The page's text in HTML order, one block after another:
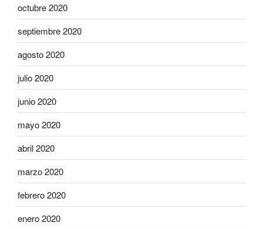
octubre 2020
septiembre 2020
agosto 2020
julio 2020
junio 2020
mayo 2020
abril 2020
marzo 2020
febrero 2020
enero 2020